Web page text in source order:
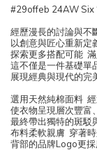
#29offeb 24AW Six
經歷漫長的討論與不
以創意與匠心重新定
探索更多搭配可能
這不僅是一件基礎單
展現經典與現代的完
選用天然純棉面料
使衣物呈現層次豐富
最終帶出獨特的斑駁
布料柔軟親膚 穿著
背部的品牌Logo更